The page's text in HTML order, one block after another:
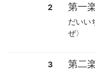
2 第一
だいい
ぜ〉
3 第二